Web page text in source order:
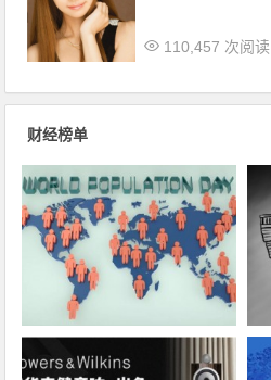
110,457 次阅读
财经榜单